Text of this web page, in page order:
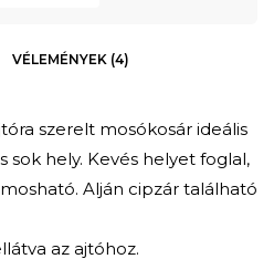
VÉLEMÉNYEK (4)
szerelt mosókosár ideális
sok hely. Kevés helyet foglal,
Alján cipzár található
az ajtóhoz.